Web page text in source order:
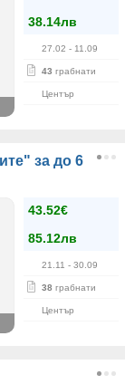
38.14лв
27.02 - 11.09
43 грабнати
Център
за до 6
43.52€
85.12лв
21.11 - 30.09
38 грабнати
Център